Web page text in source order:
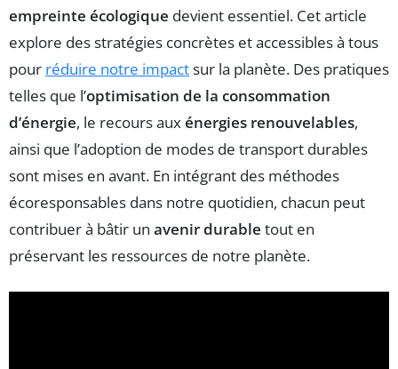
empreinte écologique devient essentiel. Cet article
explore des stratégies concrètes et accessibles à tous
pour réduire notre impactsur la planète. Des pratiques
telles que l’optimisation de la consommation
d’énergie, le recours auxénergies renouvelables,
ainsi que l’adoption de modes de transport durables
sont mises en avant. En intégrant des méthodes
écoresponsables dans notre quotidien, chacun peut
contribuer à bâtir un avenir durable tout en
préservant les ressources de notre planète.